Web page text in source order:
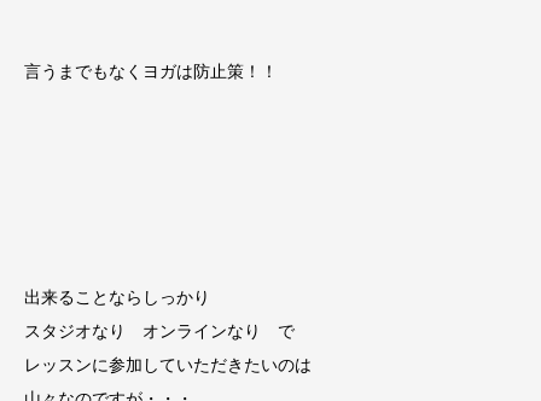
言うまでもなくヨガは防止策！！
出来ることならしっかり
スタジオなり オンラインなり で
レッスンに参加していただきたいのは